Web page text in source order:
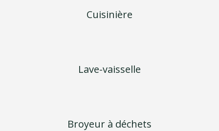
Cuisinière
Lave-vaisselle
Broyeur à déchets